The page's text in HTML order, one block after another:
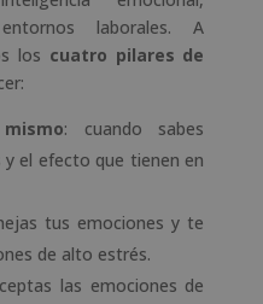
laborales. A
los cuatro pilares de
: cuando sabes
el efecto que tienen en
tus emociones y te
de alto estrés.
las emociones de